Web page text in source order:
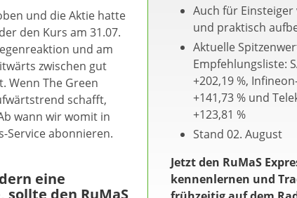
und die Aktie hatte
den Kurs am 31.07.
und am
zwischen gut
Wenn The Green
schafft,
wann wir womit in
Service abonnieren.
eine
Auch für
und praktisch
Aktuelle
Empfehlungsliste:
+202,19 %,
+141,73 % und
+123,81 %
Stand 02. August
Jetzt den RuMaS
kennenlernen und